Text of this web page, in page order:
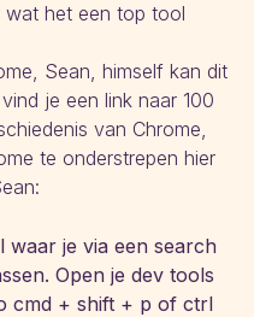
wat het een top tool
Sean, himself kan dit
je een link naar 100
van Chrome,
te onderstrepen hier
waar je via een search
Open je dev tools
cmd + shift + p of ctrl